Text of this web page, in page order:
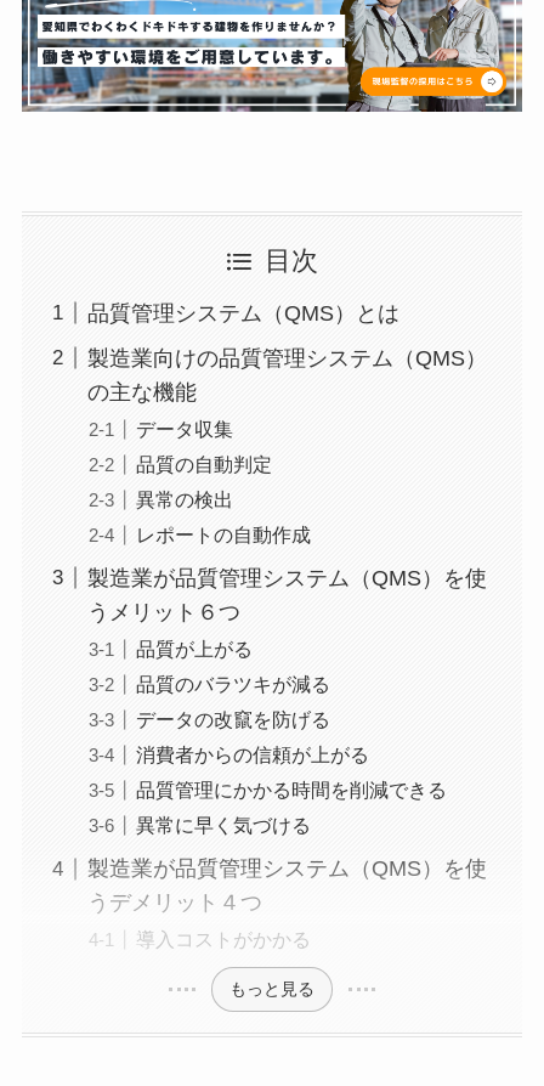
目次
品質管理システム（QMS）とは
製造業向けの品質管理システム（QMS）
の主な機能
データ収集
品質の自動判定
異常の検出
レポートの自動作成
製造業が品質管理システム（QMS）を使
うメリット６つ
品質が上がる
品質のバラツキが減る
データの改竄を防げる
消費者からの信頼が上がる
品質管理にかかる時間を削減できる
異常に早く気づける
製造業が品質管理システム（QMS）を使
うデメリット４つ
導入コストがかかる
もっと見る